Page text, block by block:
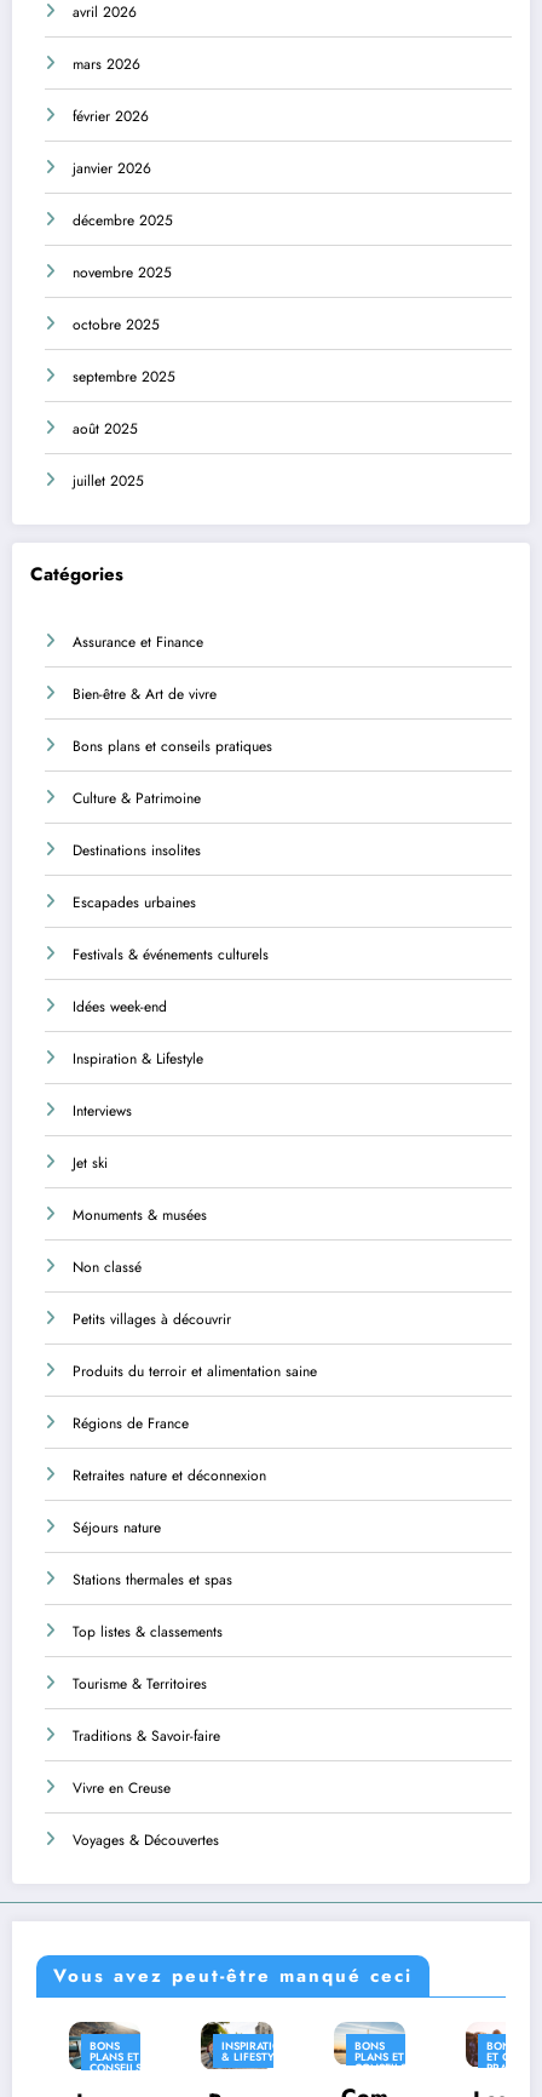
avril 2026
mars 2026
février 2026
janvier 2026
décembre 2025
novembre 2025
octobre 2025
septembre 2025
août 2025
juillet 2025
Catégories
Assurance et Finance
Bien-être & Art de vivre
Bons plans et conseils pratiques
Culture & Patrimoine
Destinations insolites
Escapades urbaines
Festivals & événements culturels
Idées week-end
Inspiration & Lifestyle
Interviews
Jet ski
Monuments & musées
Non classé
Petits villages à découvrir
Produits du terroir et alimentation saine
Régions de France
Retraites nature et déconnexion
Séjours nature
Stations thermales et spas
Top listes & classements
Tourisme & Territoires
Traditions & Savoir-faire
Vivre en Creuse
Voyages & Découvertes
Vous avez peut-être manqué ceci
PLANS ET
CONSEILS
INSPIRATION
& LIFESTYLE PLANS ET
BONS PLANS
ET CONSEILS
PRATIQUES
INSPIRATION